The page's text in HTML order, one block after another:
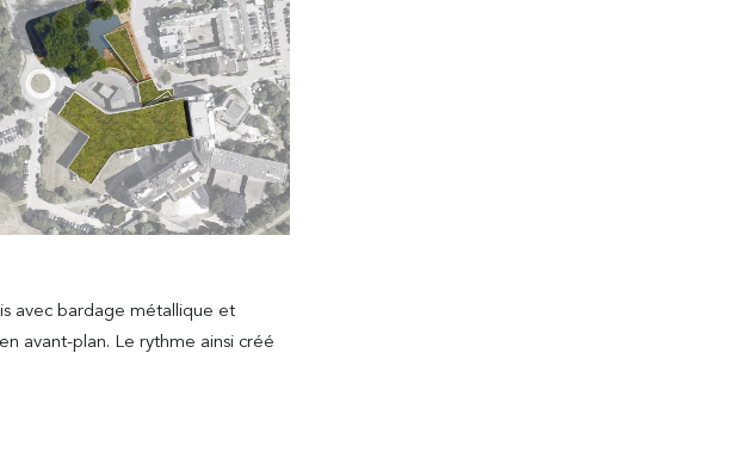
avec bardage métallique et
avant-plan. Le rythme ainsi créé